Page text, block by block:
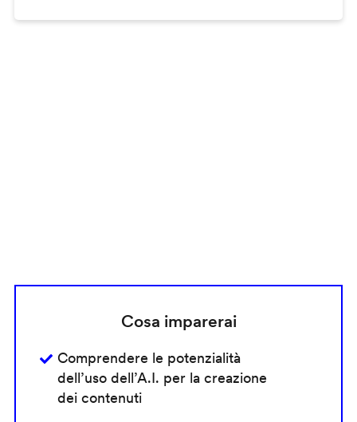
Cosa imparerai
Comprendere le potenzialità
dell’uso dell’A.I. per la creazione
dei contenuti